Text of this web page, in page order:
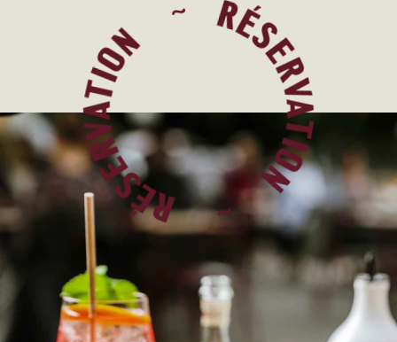
RÉSERVATION ~ RÉSERVATION ~